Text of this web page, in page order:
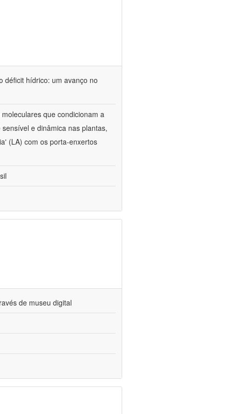
déficit hídrico: um avanço no
que condicionam a
e dinâmica nas plantas,
(LA) com os porta-enxertos
de museu digital